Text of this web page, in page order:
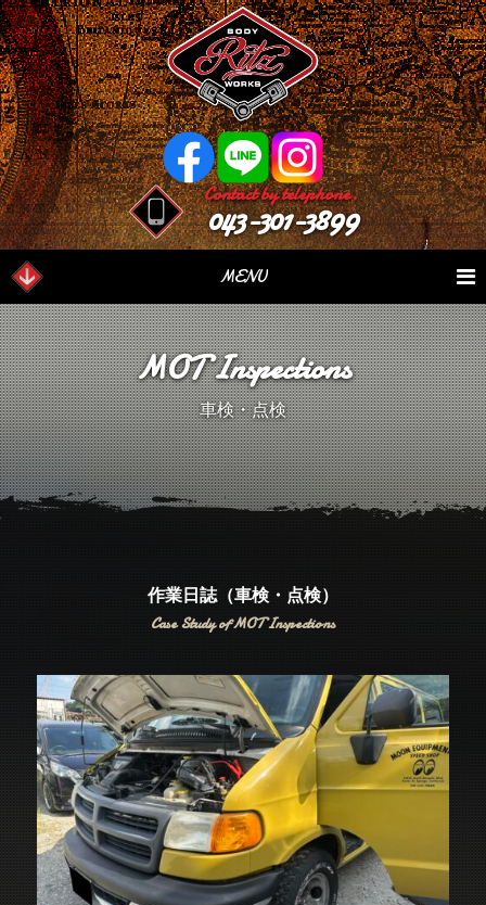
Contact by telephone.
043-301-3899
MENU
Our Serivce
業務内容 Stock List
在庫車情報
Parts Sales
パーツ情報 Case Study
作業日誌
Blog
つぶやき Factory
会社概要
MOT Inspections
車検・点検
作業日誌（車検・点検）
Case Study of MOT Inspections